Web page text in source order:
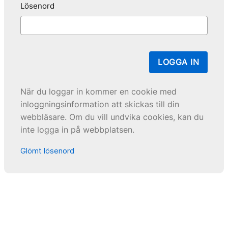
Lösenord
LOGGA IN
När du loggar in kommer en cookie med
inloggningsinformation att skickas till din
webbläsare. Om du vill undvika cookies, kan du
inte logga in på webbplatsen.
Glömt lösenord